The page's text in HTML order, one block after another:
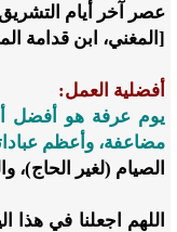
عصر آخر أيام
[المغني، ابن قدامة
أفضلية العمل:
يوم عرفة هو أفضل
مضاعفة، وأعظم
الصيام (لغير الحاج)،
اللهم اجعلنا في هذا